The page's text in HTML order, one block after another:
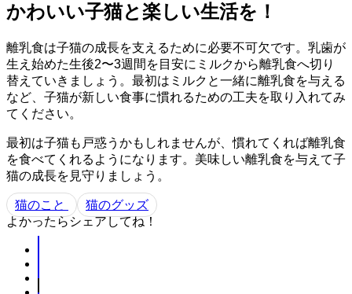
かわいい子猫と楽しい生活を！
離乳食は子猫の成長を支えるために必要不可欠です。乳歯が
生え始めた生後2〜3週間を目安にミルクから離乳食へ切り
替えていきましょう。最初はミルクと一緒に離乳食を与える
など、子猫が新しい食事に慣れるための工夫を取り入れてみ
てください。
最初は子猫も戸惑うかもしれませんが、慣れてくれば離乳食
を食べてくれるようになります。美味しい離乳食を与えて子
猫の成長を見守りましょう。
猫のこと
猫のグッズ
よかったらシェアしてね！